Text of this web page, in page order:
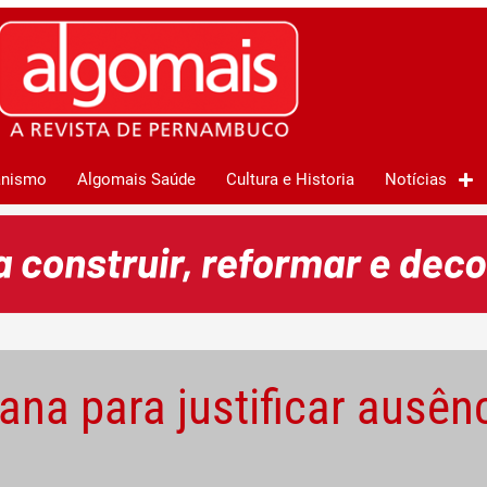
Algomais Saúde Cultura e Historia Notícias
para justificar